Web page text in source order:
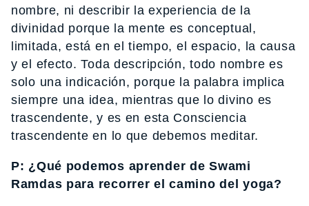
nombre, ni describir la experiencia de la
divinidad porque la mente es conceptual,
limitada, está en el tiempo, el espacio, la causa
y el efecto. Toda descripción, todo nombre es
solo una indicación, porque la palabra implica
siempre una idea, mientras que lo divino es
trascendente, y es en esta Consciencia
trascendente en lo que debemos meditar.
P: ¿Qué podemos aprender de Swami
Ramdas para recorrer el camino del yoga?